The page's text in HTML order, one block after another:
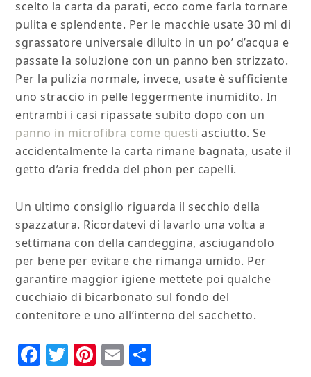
scelto la carta da parati, ecco come farla tornare
pulita e splendente. Per le macchie usate 30 ml di
sgrassatore universale diluito in un po’ d’acqua e
passate la soluzione con un panno ben strizzato.
Per la pulizia normale, invece, usate è sufficiente
uno straccio in pelle leggermente inumidito. In
entrambi i casi ripassate subito dopo con un
panno in microfibra come questi asciutto. Se
accidentalmente la carta rimane bagnata, usate il
getto d’aria fredda del phon per capelli.
Un ultimo consiglio riguarda il secchio della
spazzatura. Ricordatevi di lavarlo una volta a
settimana con della candeggina, asciugandolo
per bene per evitare che rimanga umido. Per
garantire maggior igiene mettete poi qualche
cucchiaio di bicarbonato sul fondo del
contenitore e uno all’interno del sacchetto.
Facebook
Twitter
Pinterest
Email